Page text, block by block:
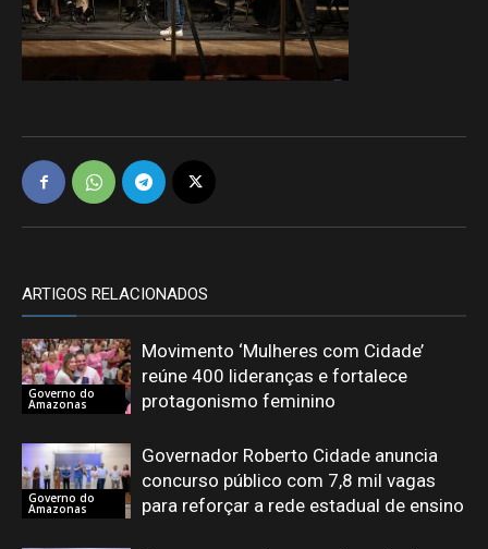
ARTIGOS RELACIONADOS
Governo do
Amazonas
Movimento ‘Mulheres com Cidade’
reúne 400 lideranças e fortalece
protagonismo feminino
Governo do
Amazonas
Governador Roberto Cidade anuncia
concurso público com 7,8 mil vagas
para reforçar a rede estadual de ensino